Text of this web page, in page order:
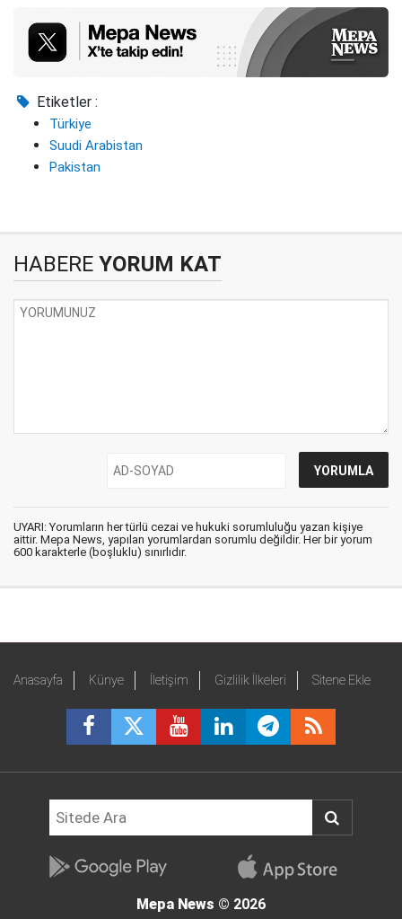
Etiketler :
Türkiye
Suudi Arabistan
Pakistan
HABERE YORUM KAT
UYARI: Yorumların her türlü cezai ve hukuki sorumluluğu yazan kişiye
aittir. Mepa News, yapılan yorumlardan sorumlu değildir. Her bir yorum
600 karakterle (boşluklu) sınırlıdır.
Anasayfa Künye İletişim Gizlilik İlkeleri Sitene Ekle
Mepa News © 2026